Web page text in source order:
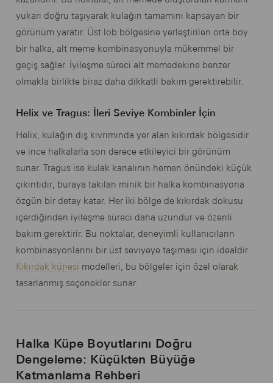
yukarı doğru taşıyarak kulağın tamamını kapsayan bir
görünüm yaratır. Üst lob bölgesine yerleştirilen orta boy
bir halka, alt meme kombinasyonuyla mükemmel bir
geçiş sağlar. İyileşme süreci alt memedekine benzer
olmakla birlikte biraz daha dikkatli bakım gerektirebilir.
Helix ve Tragus: İleri Seviye Kombinler İçin
Helix, kulağın dış kıvrımında yer alan kıkırdak bölgesidir
ve ince halkalarla son derece etkileyici bir görünüm
sunar. Tragus ise kulak kanalının hemen önündeki küçük
çıkıntıdır; buraya takılan minik bir halka kombinasyona
özgün bir detay katar. Her iki bölge de kıkırdak dokusu
içerdiğinden iyileşme süreci daha uzundur ve özenli
bakım gerektirir. Bu noktalar, deneyimli kullanıcıların
kombinasyonlarını bir üst seviyeye taşıması için idealdir.
Kıkırdak küpesi modelleri, bu bölgeler için özel olarak
tasarlanmış seçenekler sunar.
Halka Küpe Boyutlarını Doğru
Dengeleme: Küçükten Büyüğe
Katmanlama Rehberi